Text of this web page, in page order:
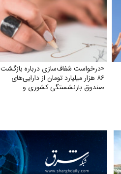
«درخواست شفاف‌سازی درباره بازگشت
۸۶ هزار میلیارد تومان از دارایی‌های
صندوق بازنشستگی کشوری و